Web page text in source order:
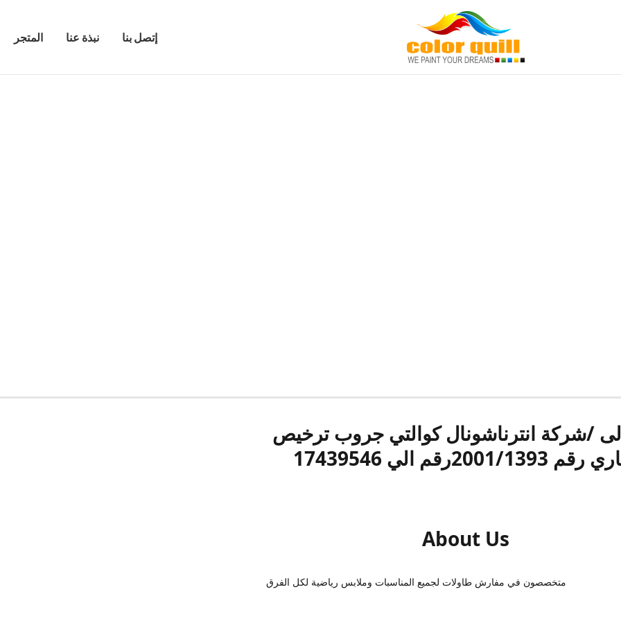
المتجر نبذة عنا إتصل بنا
/شركة انترناشونال كوالتي جروب ترخيص
2001/1393رقم الي 17439546
About Us
متخصصون في مفارش طاولات لجميع المناسبات وملابس رياضية لكل الفرق